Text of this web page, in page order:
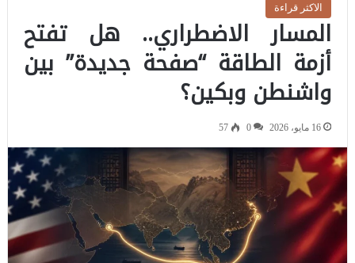
الاكثر قراءة
المسار الاضطراري.. هل تفتح
أزمة الطاقة “صفحة جديدة” بين
واشنطن وبكين؟
16 مايو، 2026 0
57